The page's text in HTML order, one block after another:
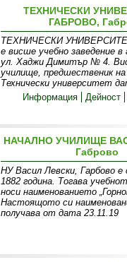
ТЕХНИЧЕСКИ
ГАБРОВО,
ТЕХНИЧЕСКИ
е висше учебно заведение в
ул. Хаджи Димитър № 4.
училище, предшественик
Технически университет
Информация
Дейност
НАЧАЛНО УЧИЛИЩЕ
Габрово
НУ Васил Левски, Гарбово
1882 година. Тогава
носи наименованието
Настоящото си
получава от дата 23.11.19